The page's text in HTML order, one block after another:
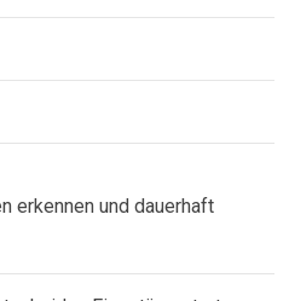
erkennen und dauerhaft